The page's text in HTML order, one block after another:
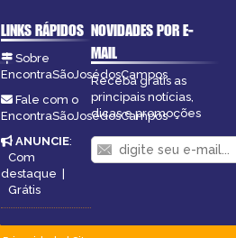
LINKS RÁPIDOS
Sobre
EncontraSãoJosédosCampos
Fale com o
EncontraSãoJosédosCampos
ANUNCIE:
Com
destaque
Grátis
NOVIDADES POR E-
MAIL
Receba grátis as
principais notícias,
dicas e promoções